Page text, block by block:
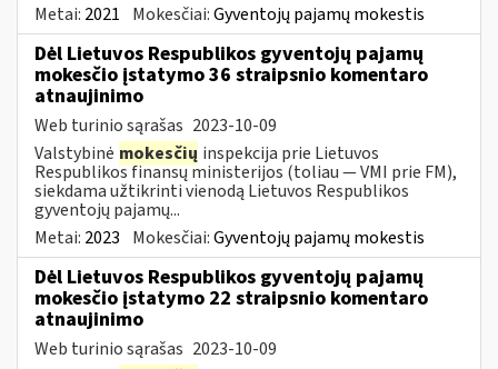
Metai: 2021 Mokesčiai:Gyventojų pajamų mokestis
Dėl Lietuvos Respublikos gyventojų pajamų
mokesčio įstatymo 36 straipsnio komentaro
atnaujinimo
Web turinio sąrašas 2023-10-09
Valstybinė mokesčių inspekcija prie Lietuvos
Respublikos finansų ministerijos (toliau — VMI prie FM),
siekdama užtikrinti vienodą Lietuvos Respublikos
gyventojų pajamų...
Metai: 2023 Mokesčiai:Gyventojų pajamų mokestis
Dėl Lietuvos Respublikos gyventojų pajamų
mokesčio įstatymo 22 straipsnio komentaro
atnaujinimo
Web turinio sąrašas 2023-10-09